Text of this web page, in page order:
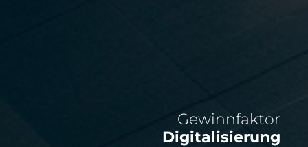
Gewinnfaktor
Digitalisierung